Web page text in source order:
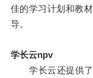
佳的学习计划和教
导。
学长云npv
学长云还提供了